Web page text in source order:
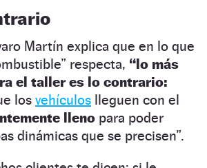
Martín explica que en lo que
respecta, “lo más
el taller es lo contrario:
los vehículos lleguen con el
lleno para poder
dinámicas que se precisen”.